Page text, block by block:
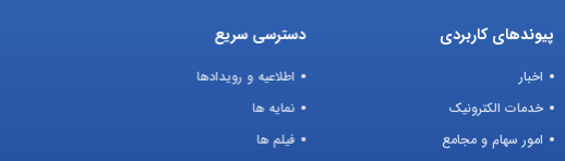
پیوندهای کاربردی
اخبار
خدمات الکترونیک
امور سهام و مجامع
دسترسی سریع
اطلاعیه و رویدادها
نمایه ها
فیلم ها